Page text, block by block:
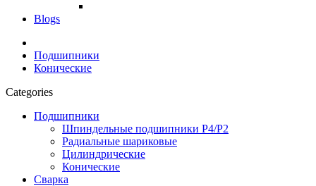
Blogs
Подшипники
Конические
Categories
Подшипники
Шпиндельные подшипники P4/P2
Радиальные шариковые
Цилиндрические
Конические
Сварка